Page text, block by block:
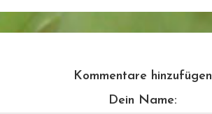
Kommentare hinzufügen
Dein Name: